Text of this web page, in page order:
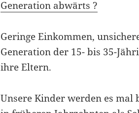
Generation abwärts ?
Geringe Einkommen,
Generation der 15- bis 35-
ihre Eltern.
Unsere Kinder werden es mal